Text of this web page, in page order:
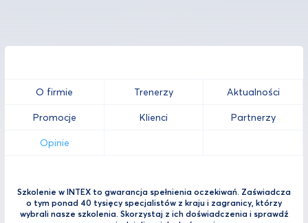
O firmie Trenerzy Aktualności
Promocje Klienci Partnerzy
Opinie
Szkolenie w INTEX to gwarancja spełnienia oczekiwań. Zaświadcza
o tym ponad 40 tysięcy specjalistów z kraju i zagranicy, którzy
wybrali nasze szkolenia. Skorzystaj z ich doświadczenia i sprawdź